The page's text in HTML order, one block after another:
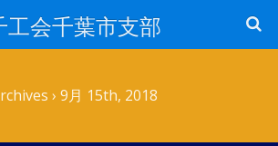
工会千葉市支部
› 9月 15th, 2018